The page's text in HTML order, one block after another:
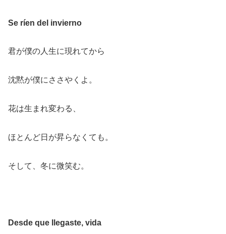
Se ríen del invierno
君が僕の人生に現れてから
沈黙が僕にささやくよ。
花は生まれ変わる、
ほとんど日が昇らなくても。
そして、冬に微笑む。
Desde que llegaste, vida